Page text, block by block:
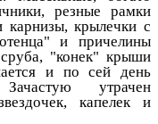
резные рамки
крылечки с
и причелины
"конек" крыши
и по сей день
утрачен
капелек и